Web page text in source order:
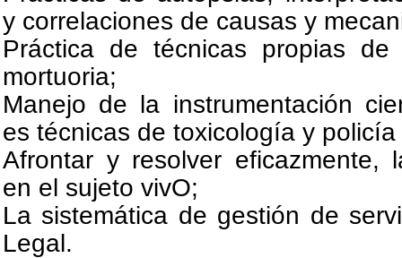
y correlaciones de causas y
Práctica de técnicas propias de
mortuoria;
Manejo de la instrumentación
es técnicas de toxicología y
Afrontar y resolver eficazmente,
en el sujeto vivO;
La sistemática de gestión de
Legal.